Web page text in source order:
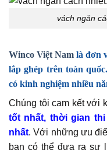
vách ngăn
Winco Việt Nam là đơn
lắp ghép trên toàn
có kinh nghiệm nhiều
Chúng tôi cam kết với
tốt nhất, thời gian
nhất. Với những ưu
bạn có thể đưa ra sự